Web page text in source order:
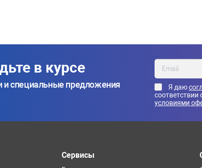
в курсе
и специальные предложения Я даю
соответствии
условиями
Сервисы